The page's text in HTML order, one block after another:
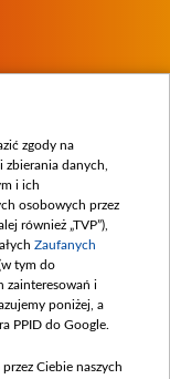
zgody na
danych,
i ich
osobowych przez
również „TVP”),
Zaufanych
tym do
zainteresowań i
poniżej, a
PPID do Google.
Ciebie naszych